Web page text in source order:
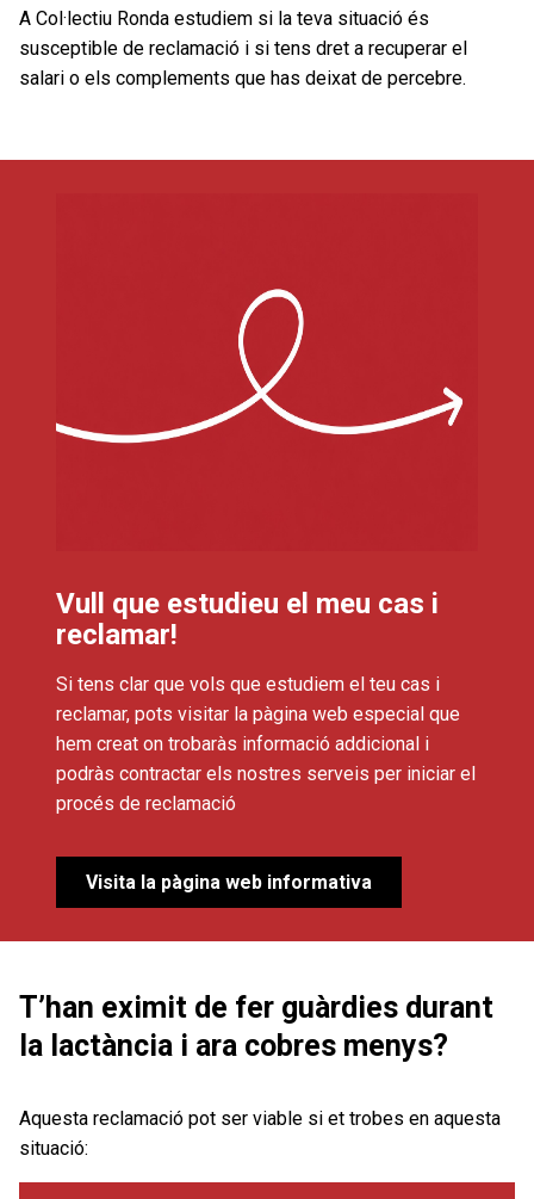
A Col·lectiu Ronda estudiem si la teva situació és
susceptible de reclamació i si tens dret a recuperar el
salari o els complements que has deixat de percebre.
Vull que estudieu el meu cas i
reclamar!
Si tens clar que vols que estudiem el teu cas i
reclamar, pots visitar la pàgina web especial que
hem creat on trobaràs informació addicional i
podràs contractar els nostres serveis per iniciar el
procés de reclamació
Visita la pàgina web informativa
T’han eximit de fer guàrdies durant
la lactància i ara cobres menys?
Aquesta reclamació pot ser viable si et trobes en aquesta
situació: